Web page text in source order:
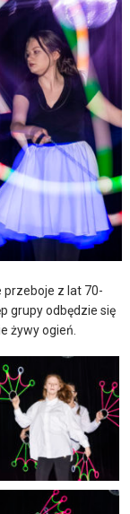
przeboje z lat 70-
grupy odbędzie się
żywy ogień.